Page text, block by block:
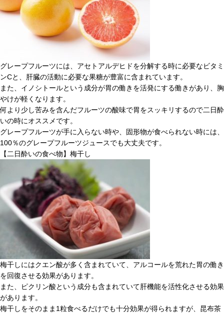
グレープフルーツには、アセトアルデヒドを分解する時に必要なビタミ
ンCと、肝臓の活動に必要な果糖が豊富に含まれています。
また、イノシトールという成分が胃の働きを活発にする働きがあり、胸
やけが軽くなります。
何より少し苦みを含んだフルーツの酸味で胃をスッキリするので二日酔
いの時にオススメです。
グレープフルーツが手に入らない時や、固形物が食べられない時には、
100％のグレープフルーツジュースでも大丈夫です。
【二日酔いの食べ物】梅干し
梅干しにはクエン酸が多く含まれていて、アルコールを荒れた胃の働き
を回復させる効果があります。
また、ピクリン酸という成分も含まれていて肝機能を活性化させる効果
があります。
梅干しをそのまま1粒食べるだけでも十分効果が得られますが、昆布茶